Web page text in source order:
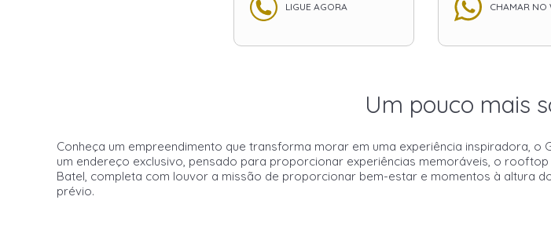
LIGUE AGORA CHAMAR NO
Um pouco mais
Conheça um empreendimento que transforma morar em uma experiência inspiradora, o
um endereço exclusivo, pensado para proporcionar experiências memoráveis, o
Batel, completa com louvor a missão de proporcionar bem-estar e momentos à altura
prévio.